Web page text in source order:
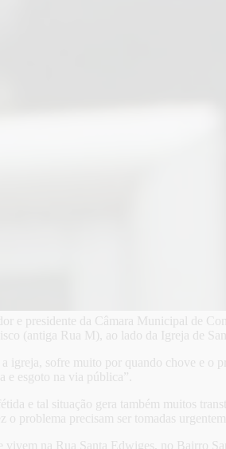
e presidente da Câmara Municipal de
(antiga Rua M), ao lado da Igreja de
igreja, sofre muito por quando chove e
e esgoto na via pública”.
e tal situação gera também muitos
problema precisam ser tomadas
na Rua Santa Edwiges, no Bairro